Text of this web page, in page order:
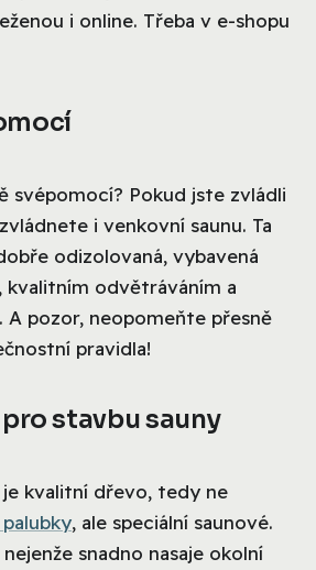
i online. Třeba v e-shopu
svépomocí? Pokud jste zvládli
i venkovní saunu. Ta
odizolovaná, vybavená
kvalitním odvětráváním a
A pozor, neopomeňte přesně
pravidla!
stavbu sauny
je kvalitní dřevo, tedy ne
, ale speciální saunové.
snadno nasaje okolní